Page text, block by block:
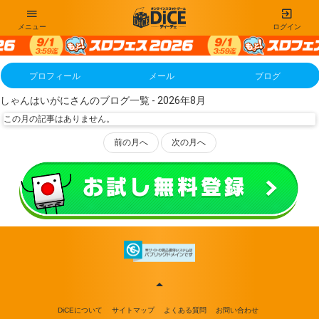
ログイン
メニュー
プロフィール メール ブログ
しゃんはいがにさんのブログ一覧 - 2026年8月
この月の記事はありません。
前の月へ 次の月へ
DiCEについて サイトマップ よくある質問 お問い合わせ